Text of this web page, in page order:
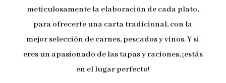
meticulosamente la elaboración de cada plato,
para ofrecerte una carta tradicional, con la
mejor selección de carnes, pescados y vinos. Y si
eres un apasionado de las tapas y raciones, ¡estás
en el lugar perfecto!